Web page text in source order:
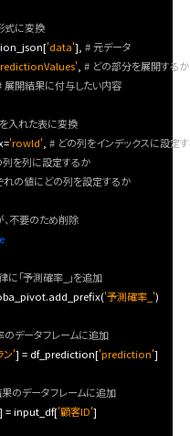
式に変換
'data'], # 元データ
# どの部分を展開するか
展開結果に付与したい内容
入れた表に変換
'rowId' # どの列をインデックスに設定
列を列に設定するか
れの値にどの列を設定するか
不要のため削除
に「予測確率_」を追加
'予測確率_')
データフレームに追加
ン'] = df_prediction['prediction']
のデータフレームに追加
] = input_df['顧客ID']